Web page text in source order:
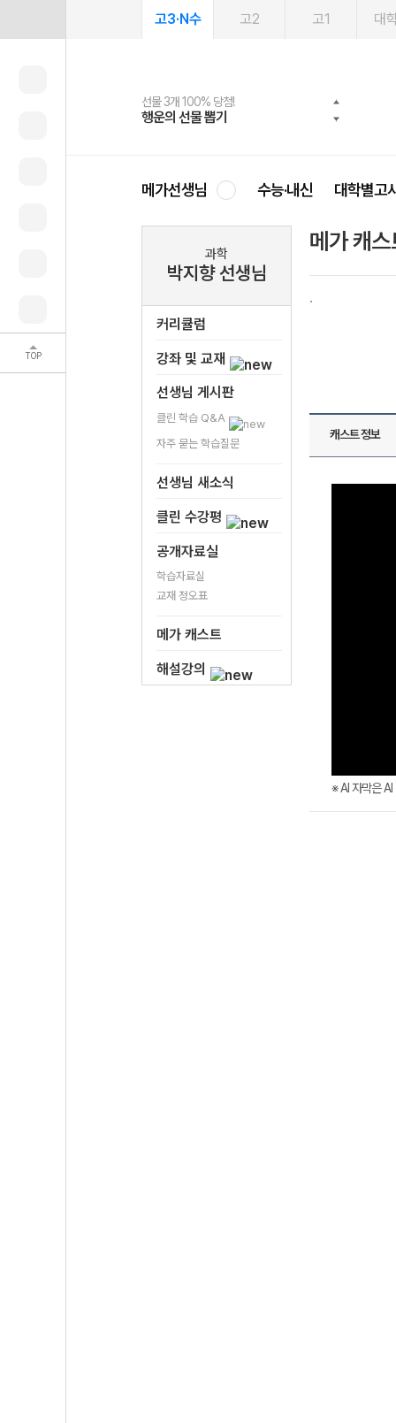
TOP
고3·N수 고2 고1 대
선물 3개 100% 당첨!
행운의 선물 뽑기
선물 100% 증정!
메가스터디 X 올리브
여름방학 스터디 캐시백
메가런 썸머스쿨
2027 러셀 단과
강사 공개선발
스마트러닝앱
설문 EVENT
메가패스
3일 무료 체험권
메가패스 수강생 무료혜택!
메가클럽 멤버십
사회공헌 캠페인
희망이룸 메가나눔
메가선생님 수능·내신 대학별고
과학
박지향 선생님
커리큘럼
강좌 및 교재
선생님 게시판
클린 학습 Q&A
자주 묻는 학습질문
선생님 새소식
클린 수강평
공개자료실
학습자료실
교재 정오표
메가 캐스트
해설강의
메가 캐스
캐스트 정보
※ AI 자막은 AI